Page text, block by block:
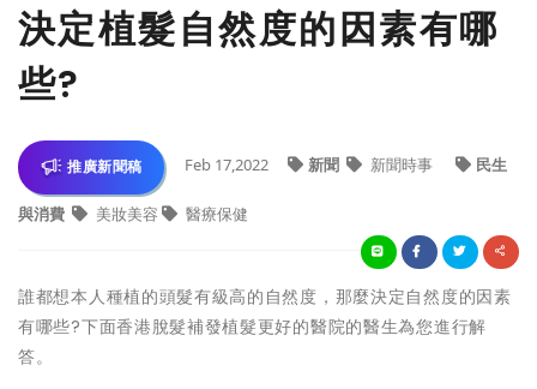
決定植髮自然度的因素有哪
些?
推廣新聞稿 Feb 17,2022 新聞 新聞時事 民生
與消費 美妝美容 醫療保健
誰都想本人種植的頭髮有級高的自然度，那麼決定自然度的因素
有哪些?下面香港脫髮補發植髮更好的醫院的醫生為您進行解
答。